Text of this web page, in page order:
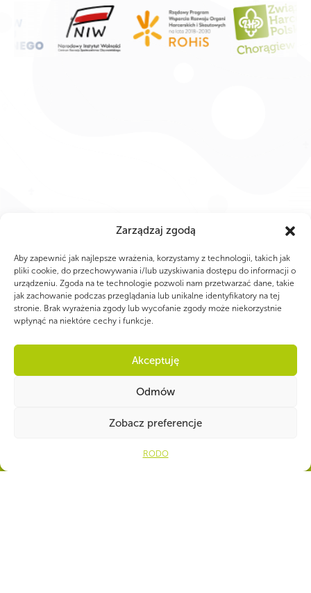
Zarządzaj zgodą
Aby zapewnić jak najlepsze wrażenia, korzystamy z technologii, takich jak
pliki cookie, do przechowywania i/lub uzyskiwania dostępu do informacji o
urządzeniu. Zgoda na te technologie pozwoli nam przetwarzać dane, takie
jak zachowanie podczas przeglądania lub unikalne identyfikatory na tej
stronie. Brak wyrażenia zgody lub wycofanie zgody może niekorzystnie
wpłynąć na niektóre cechy i funkcje.
Akceptuję
Odmów
Zobacz preferencje
RODO
WSPÓLNIE DLA HARCERSKIEJ MISJI
Twoje wsparcie, nasza
siła!
Przekaż nam swoje 1,5%
KRS 0000273492